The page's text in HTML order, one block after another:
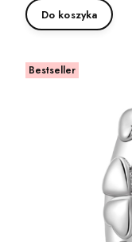
Do koszyka
Bestseller